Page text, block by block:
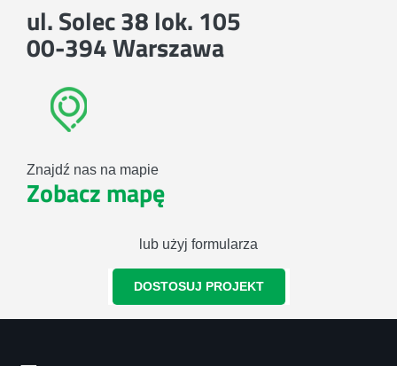
ul. Solec 38 lok. 105
00-394 Warszawa
Znajdź nas na mapie
Zobacz mapę
lub użyj formularza
DOSTOSUJ PROJEKT